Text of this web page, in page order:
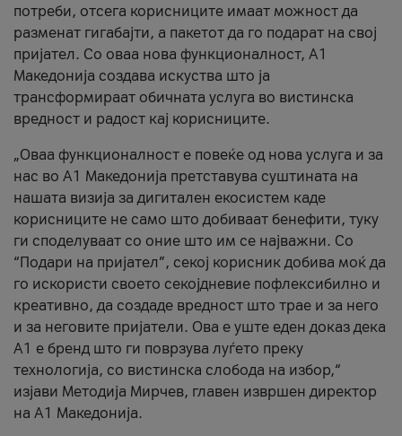
потреби, отсега корисниците имаат можност да
разменат гигабајти, а пакетот да го подарат на свој
пријател. Со оваа нова функционалност, А1
Македонија создава искуства што ја
трансформираат обичната услуга во вистинска
вредност и радост кај корисниците.
„Оваа функционалност е повеќе од нова услуга и за
нас во А1 Македонија претставува суштината на
нашата визија за дигитален екосистем каде
корисниците не само што добиваат бенефити, туку
ги споделуваат со оние што им се најважни. Со
“Подари на пријател”, секој корисник добива моќ да
го искористи своето секојдневие пофлексибилно и
креативно, да создаде вредност што трае и за него
и за неговите пријатели. Ова е уште еден доказ дека
А1 е бренд што ги поврзува луѓето преку
технологија, со вистинска слобода на избор,“
изјави Методија Мирчев, главен извршен директор
на А1 Македонија.